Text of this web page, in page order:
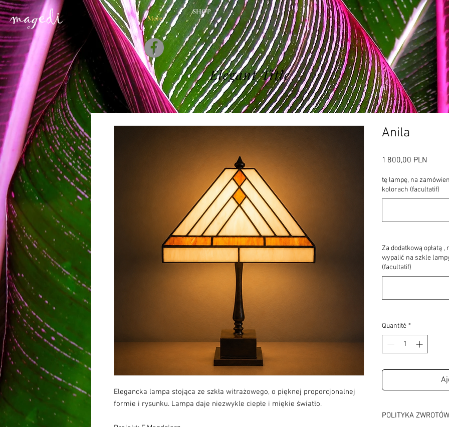
More
SHOP
Elegant Title
Elegancka lampa stojąca ze szkła witrażowego, o pięknej proporcjonalnej
formie i rysunku. Lampa daje niezwykle ciepłe i miękie światło.
Anila
1 800,00 PLN
tę lampę, na
kolorach (facultatif)
Za dodatkową opłatą
wypalić na szkle
(facultatif)
Quantité *
POLITYKA ZWROTÓW